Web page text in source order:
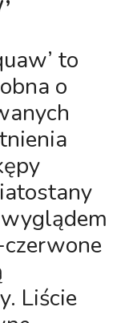
to
o
Liście